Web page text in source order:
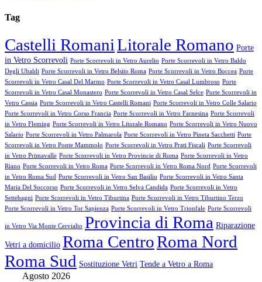
Tag
Castelli RomaniLitorale Romano Porte
in Vetro Scorrevoli Porte Scorrevoli in Vetro Aurelio Porte Scorrevoli in Vetro Baldo
Degli Ubaldi Porte Scorrevoli in Vetro Belsito Roma Porte Scorrevoli in Vetro Boccea Porte
Scorrevoli in Vetro Casal Del Marmo Porte Scorrevoli in Vetro Casal Lumbroso Porte
Scorrevoli in Vetro Casal Monastero Porte Scorrevoli in Vetro Casal Selce Porte Scorrevoli in
Vetro Cassia Porte Scorrevoli in Vetro Castelli Romani Porte Scorrevoli in Vetro Colle Salario
Porte Scorrevoli in Vetro Corso Francia Porte Scorrevoli in Vetro Farnesina Porte Scorrevoli
in Vetro Fleming Porte Scorrevoli in Vetro Litorale Romano Porte Scorrevoli in Vetro Nuovo
Salario Porte Scorrevoli in Vetro Palmarola Porte Scorrevoli in Vetro Pineta Sacchetti Porte
Scorrevoli in Vetro Ponte Mammolo Porte Scorrevoli in Vetro Prati Fiscali Porte Scorrevoli
in Vetro Primavalle Porte Scorrevoli in Vetro Provincie di Roma Porte Scorrevoli in Vetro
Riano Porte Scorrevoli in Vetro Roma Porte Scorrevoli in Vetro Roma Nord Porte Scorrevoli
in Vetro Roma Sud Porte Scorrevoli in Vetro San Basilio Porte Scorrevoli in Vetro Santa
Maria Del Soccorso Porte Scorrevoli in Vetro Selva Candida Porte Scorrevoli in Vetro
Settebagni Porte Scorrevoli in Vetro Tiburtina Porte Scorrevoli in Vetro Tiburtino Terzo
Porte Scorrevoli in Vetro Tor Sapienza Porte Scorrevoli in Vetro Trionfale Porte Scorrevoli
in Vetro Via Monte Cervialto Provincia di Roma Riparazione
Vetri a domicilio Roma CentroRoma Nord
Roma Sud Sostituzione Vetri Tende a Vetro a Roma
Agosto 2026